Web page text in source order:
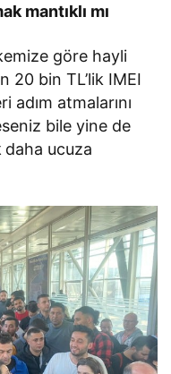
mantıklı mı
göre hayli
20 bin TL’lik IMEI
adım atmalarını
bile yine de
daha ucuza